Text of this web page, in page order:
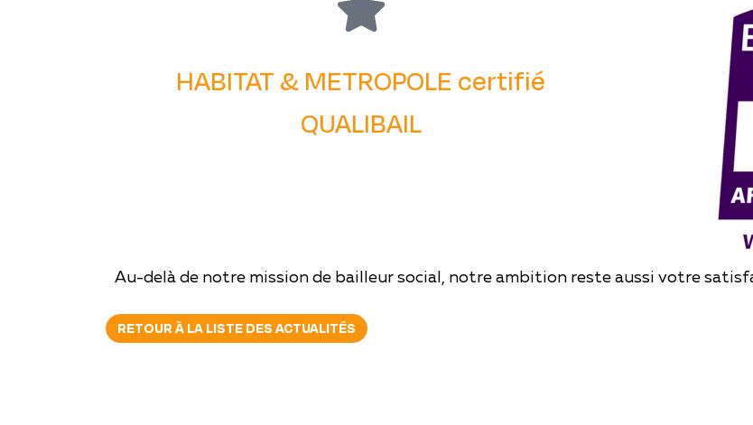
HABITAT & METROPOLE certifié
QUALIBAIL
Au-delà de notre mission de bailleur social, notre ambition reste aussi votre
RETOUR À LA LISTE DES ACTUALITÉS